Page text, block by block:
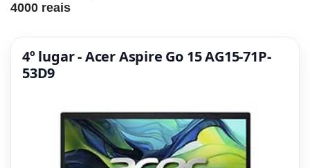
4000 reais
4º lugar - Acer Aspire Go 15 AG15-71P-
53D9